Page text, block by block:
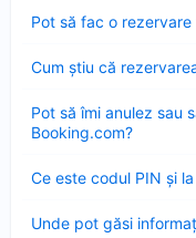
Pot să fac o
închis
Cum ştiu că
închis
Pot să îmi anulez sau
Booking.com?
închis
Ce este codul PIN şi
închis
Unde pot găsi
închis